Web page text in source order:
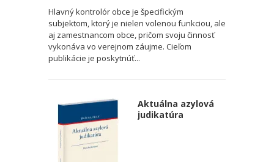
Hlavný kontrolór obce je špecifickým
subjektom, ktorý je nielen volenou funkciou, ale
aj zamestnancom obce, pričom svoju činnosť
vykonáva vo verejnom záujme. Cieľom
publikácie je poskytnúť...
Aktuálna azylová
judikatúra